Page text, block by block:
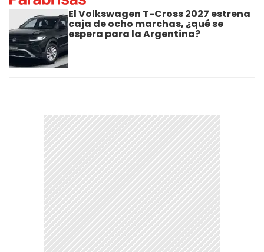
El Volkswagen T-Cross 2027 estrena
caja de ocho marchas, ¿qué se
espera para la Argentina?